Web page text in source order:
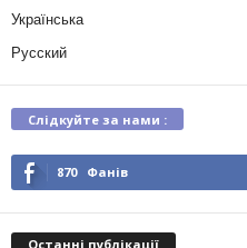
Українська
Русский
Слідкуйте за нами :
870 Фанів
Останні публікації